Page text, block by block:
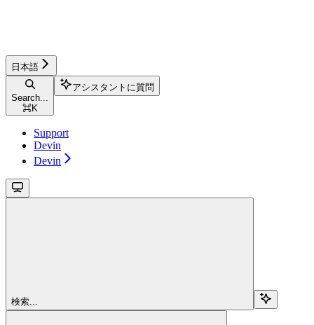
日本語
Search...
⌘K
アシスタントに質問
Support
Devin
Devin
検索...